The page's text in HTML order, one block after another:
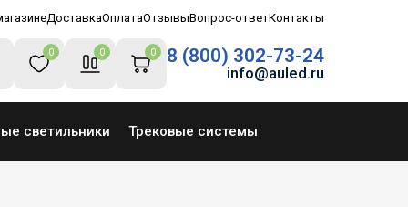
ДоставкаОплатаОтзывыВопрос-ответКонтакты
0 0 0 8 (800) 302-73-24
info@auled.ru
светильники Трековые системы